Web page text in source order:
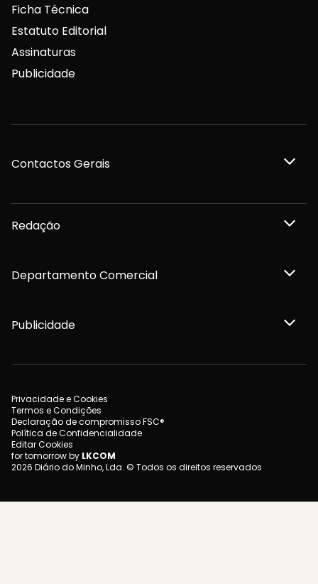
Ficha Técnica
Estatuto Editorial
Assinaturas
Publicidade
Contactos Gerais
Redação
Departamento Comercial
Publicidade
Privacidade e Cookies
Termos e Condições
Declaração de compromisso FSC®
Política de Confidencialidade
Editar Cookies
for tomorrow by LKCOM
2026 Diário do Minho, Lda. © Todos os direitos reservados